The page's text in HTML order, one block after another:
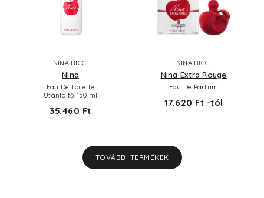
NINA RICCI
Nina
Eau De Toilette
Utántöltő 150 ml
35.460 Ft
NINA RICCI
Nina Extra Rouge
Eau De Parfum
17.620 Ft -tól
TOVÁBBI TERMÉKEK